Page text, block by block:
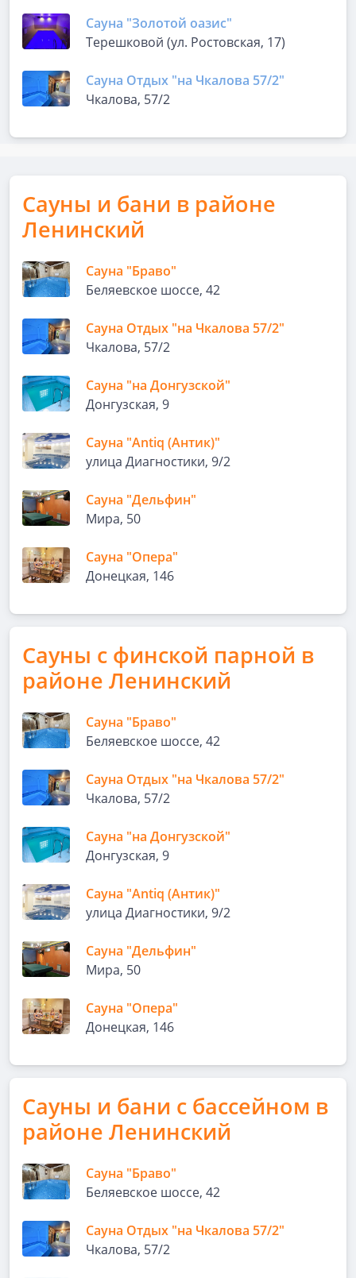
Сауна "Золотой оазис"
Терешковой (ул. Ростовская, 17)
Сауна Отдых "на Чкалова 57/2"
Чкалова, 57/2
Сауны и бани в районе
Ленинский
Сауна "Браво"
Беляевское шоссе, 42
Сауна Отдых "на Чкалова 57/2"
Чкалова, 57/2
Сауна "на Донгузской"
Донгузская, 9
Сауна "Antiq (Антик)"
улица Диагностики, 9/2
Сауна "Дельфин"
Мира, 50
Сауна "Опера"
Донецкая, 146
Сауны с финской парной в
районе Ленинский
Сауна "Браво"
Беляевское шоссе, 42
Сауна Отдых "на Чкалова 57/2"
Чкалова, 57/2
Сауна "на Донгузской"
Донгузская, 9
Сауна "Antiq (Антик)"
улица Диагностики, 9/2
Сауна "Дельфин"
Мира, 50
Сауна "Опера"
Донецкая, 146
Сауны и бани с бассейном в
районе Ленинский
Сауна "Браво"
Беляевское шоссе, 42
Сауна Отдых "на Чкалова 57/2"
Чкалова, 57/2